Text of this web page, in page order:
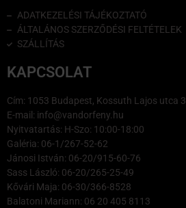
ADATKEZELÉSI TÁJÉKOZTATÓ
ÁLTALÁNOS SZERZŐDÉSI FELTÉTELEK
SZÁLLÍTÁS
KAPCSOLAT
Cím: 1053 Budapest, Kossuth Lajos utca 3.
E-mail: info@vandorfeny.hu
Nyitvatartás: H-Szo: 10:00-18:00
Galéria: 06-1/267-52-62
Jánosi István: 06-20/915-60-76
Sass László: 06-20/265-25-49
Kővári Maja: 06-30/366-8528
Balatoni Mariann: 06 20 405 8113